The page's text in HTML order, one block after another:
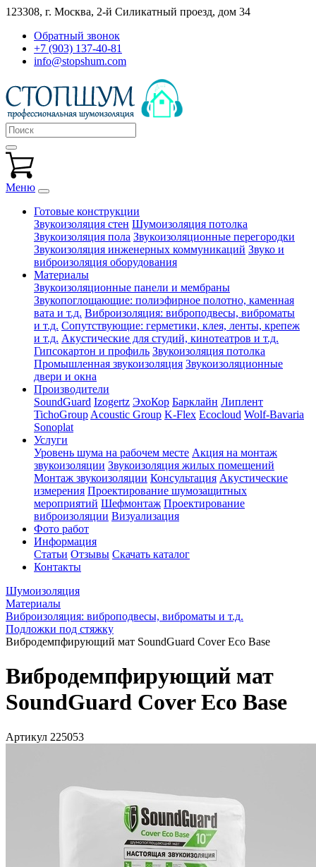
123308, г. Москва, 2-й Силикатный проезд, дом 34
Обратный звонок
+7 (903) 137-40-81
info@stopshum.com
Меню
Готовые конструкции
Звукоизоляция стен Шумоизоляция потолка
Звукоизоляция пола Звукоизоляционные перегородки
Звукоизоляция инженерных коммуникаций Звуко и
виброизоляция оборудования
Материалы
Звукоизоляционные панели и мембраны
Звукопоглощающие: полиэфирное полотно, каменная
вата и т.д. Виброизоляция: виброподвесы, виброматы
и т.д. Сопутствующие: герметики, клея, ленты, крепеж
и т.д. Акустические для студий, кинотеатров и т.д.
Гипсокартон и профиль Звукоизоляция потолка
Промышленная звукоизоляция Звукоизоляционные
двери и окна
Производители
SoundGuard Izogertz ЭхоКор Барклайн Липлент
TichoGroup Acoustic Group K-Flex Ecocloud Wolf-Bavaria
Sonoplat
Услуги
Уровень шума на рабочем месте Акция на монтаж
звукоизоляции Звукоизоляция жилых помещений
Монтаж звукоизоляции Консультация Акустические
измерения Проектирование шумозащитных
мероприятий Шефмонтаж Проектирование
виброизоляции Визуализация
Фото работ
Информация
Статьи Отзывы Скачать каталог
Контакты
Шумоизоляция
Материалы
Виброизоляция: виброподвесы, виброматы и т.д.
Подложки под стяжку
Вибродемпфирующий мат SoundGuard Cover Eco Base
Вибродемпфирующий мат
SoundGuard Cover Eco Base
Артикул 225053